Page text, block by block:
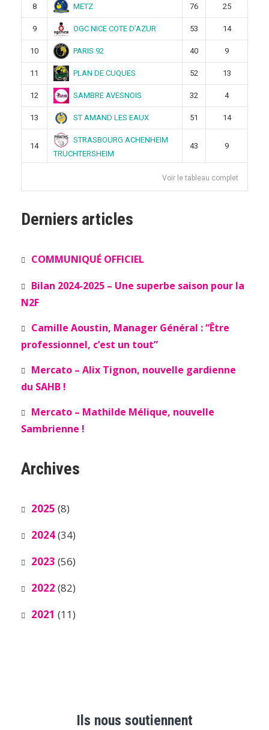
8 METZ 76 25
9 OGC NICE COTE D’AZUR 53 14
10 PARIS 92 40 9
11 PLAN DE CUQUES 52 13
12 SAMBRE AVESNOIS 32 4
13 ST AMAND LES EAUX 51 14
14
STRASBOURG ACHENHEIM
TRUCHTERSHEIM
43 9
Voir le tableau complet
Derniers articles
COMMUNIQUÉ OFFICIEL
Bilan 2024-2025 – Une superbe saison pour la
N2F
Camille Aoustin, Manager Général : “Être
professionnel, c’est un tout”
Mercato – Alix Tignon, nouvelle gardienne
du SAHB !
Mercato – Mathilde Mélique, nouvelle
Sambrienne !
Archives
2025 (8)
2024(34)
2023 (56)
2022 (82)
2021 (11)
Ils nous soutiennent